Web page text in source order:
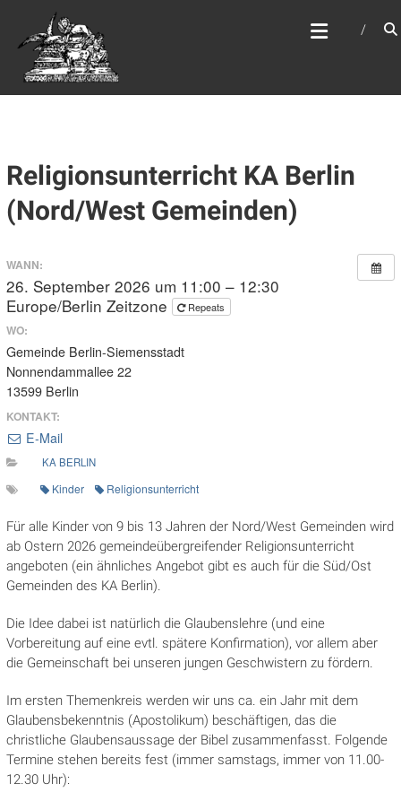
springen
WEBSITE DES
APOSTELAMTES JESU
CHRISTI KÖR
Religionsunterricht KA Berlin
(Nord/West Gemeinden)
WANN:
26. September 2026 um 11:00 – 12:30
Europe/Berlin Zeitzone
Repeats
WO:
Gemeinde Berlin-Siemensstadt
Nonnendammallee 22
13599 Berlin
KONTAKT:
E-Mail
KA BERLIN
Kinder Religionsunterricht
Für alle Kinder von 9 bis 13 Jahren der Nord/West Gemeinden wird
ab Ostern 2026 gemeindeübergreifender Religionsunterricht
angeboten (ein ähnliches Angebot gibt es auch für die Süd/Ost
Gemeinden des KA Berlin).
Die Idee dabei ist natürlich die Glaubenslehre (und eine
Vorbereitung auf eine evtl. spätere Konfirmation), vor allem aber
die Gemeinschaft bei unseren jungen Geschwistern zu fördern.
Im ersten Themenkreis werden wir uns ca. ein Jahr mit dem
Glaubensbekenntnis (Apostolikum) beschäftigen, das die
christliche Glaubensaussage der Bibel zusammenfasst. Folgende
Termine stehen bereits fest (immer samstags, immer von 11.00-
12.30 Uhr):